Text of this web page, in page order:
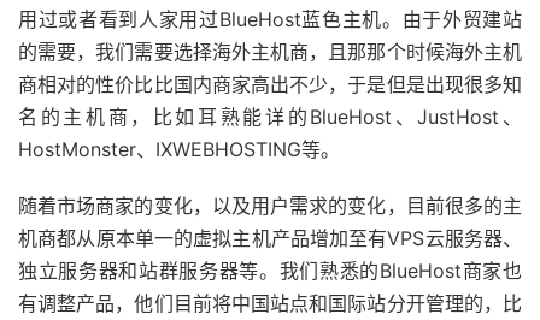
用过或者看到人家用过BlueHost蓝色主机。由于外贸建站
的需要，我们需要选择海外主机商，且那那个时候海外主机
商相对的性价比比国内商家高出不少，于是但是出现很多知
名的主机商，比如耳熟能详的BlueHost、JustHost、
HostMonster、IXWEBHOSTING等。
随着市场商家的变化，以及用户需求的变化，目前很多的主
机商都从原本单一的虚拟主机产品增加至有VPS云服务器、
独立服务器和站群服务器等。我们熟悉的BlueHost商家也
有调整产品，他们目前将中国站点和国际站分开管理的，比